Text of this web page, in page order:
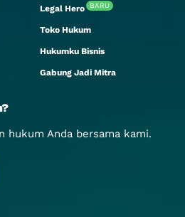
Legal Hero BARU
Toko Hukum
Hukumku Bisnis
Gabung Jadi Mitra
hukum Anda bersama kami.